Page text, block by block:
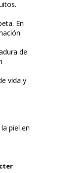
En
de
vida y
piel en